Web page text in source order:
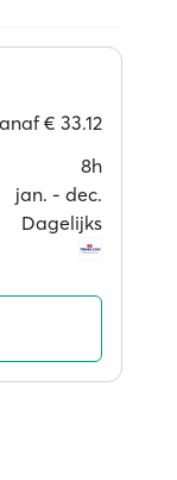
€ 33.12
8h
jan. ‐ dec.
Dagelijks